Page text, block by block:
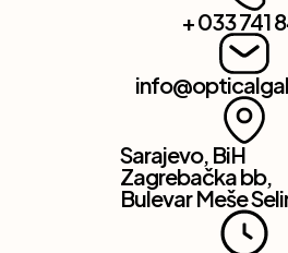
+ 033 741
Sarajevo, BiH
Zagrebačka bb,
Bulevar Meše